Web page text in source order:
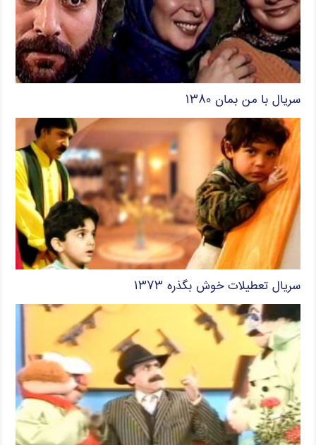
سریال با من بمان ۱۳۸۰
سریال تعطیلات خوش بگذره ۱۳۷۳